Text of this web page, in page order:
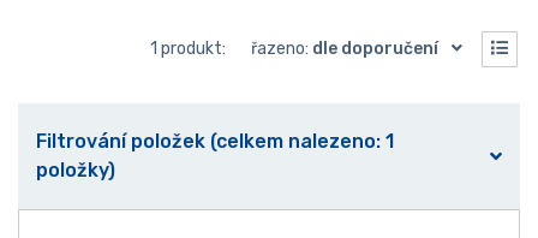
1 produkt: řazeno: dle doporučení
Filtrování položek (celkem nalezeno: 1
položky)